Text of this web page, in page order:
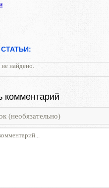
не найдено.
комментарий